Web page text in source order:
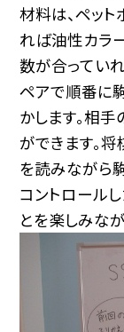
材料は、ペット
れば油性カラ
数が合ってい
ペアで順番に
かします。相
ができます。将
を読みながら
コントロール
とを楽しみな